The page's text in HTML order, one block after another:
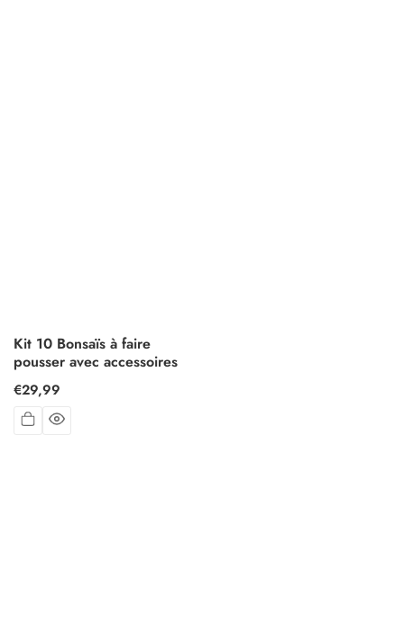
Kit 10 Bonsaïs à faire
pousser avec accessoires
Prix
habituel
€29,99